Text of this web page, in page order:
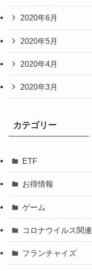
2020年6月
2020年5月
2020年4月
2020年3月
カテゴリー
ETF
お得情報
ゲーム
コロナウイルス関連
フランチャイズ